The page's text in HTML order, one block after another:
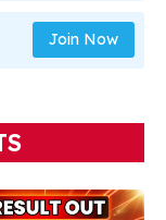
Join Now